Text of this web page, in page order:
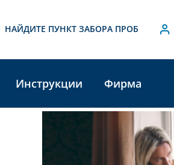
НАЙДИТЕ ПУНКТ ЗАБОРА ПРОБ
Инструкции Фирма
Lagerbestand: